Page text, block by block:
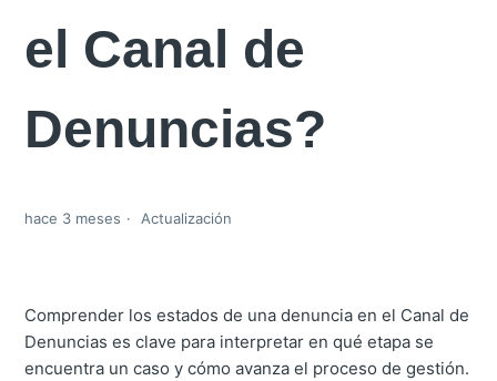
el Canal de
Denuncias?
hace 3 meses Actualización
Comprender los estados de una denuncia en el Canal de
Denuncias es clave para interpretar en qué etapa se
encuentra un caso y cómo avanza el proceso de gestión.